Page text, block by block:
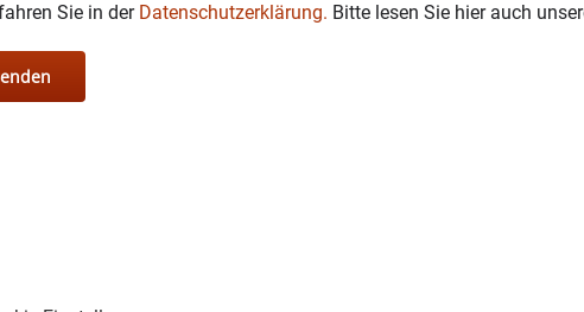
Sie in der Datenschutzerklärung. Bitte lesen Sie hier auch